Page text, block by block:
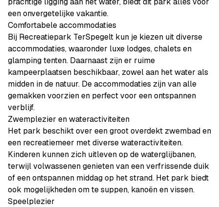
een onvergetelijke vakantie.
Comfortabele accommodaties
Bij Recreatiepark TerSpegelt kun je kiezen uit diverse
accommodaties, waaronder luxe lodges, chalets en
glamping tenten. Daarnaast zijn er ruime
kampeerplaatsen beschikbaar, zowel aan het water als
midden in de natuur. De accommodaties zijn van alle
gemakken voorzien en perfect voor een ontspannen
verblijf.
Zwemplezier en wateractiviteiten
Het park beschikt over een groot overdekt zwembad en
een recreatiemeer met diverse wateractiviteiten.
Kinderen kunnen zich uitleven op de waterglijbanen,
terwijl volwassenen genieten van een verfrissende duik
of een ontspannen middag op het strand. Het park biedt
ook mogelijkheden om te suppen, kanoën en vissen.
Speelplezier